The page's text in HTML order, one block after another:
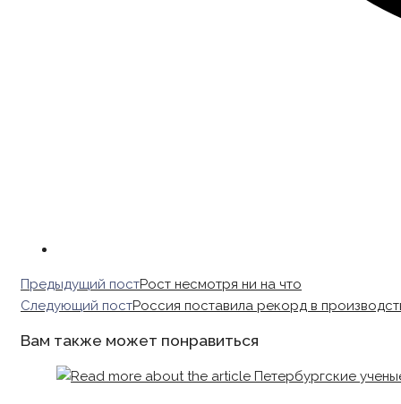
Read
more
Предыдущий постРост несмотря ни на что
Следующий постРоссия поставила рекорд в
Вам также может понравиться